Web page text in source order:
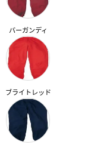
バーガンディ
ブライトレッド